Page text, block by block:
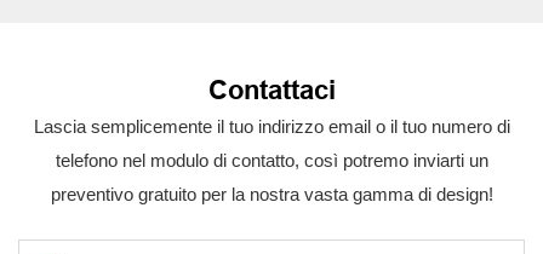
Contattaci
Lascia semplicemente il tuo indirizzo email o il tuo numero di
telefono nel modulo di contatto, così potremo inviarti un
preventivo gratuito per la nostra vasta gamma di design!